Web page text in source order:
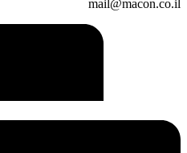
mail@macon.co.il